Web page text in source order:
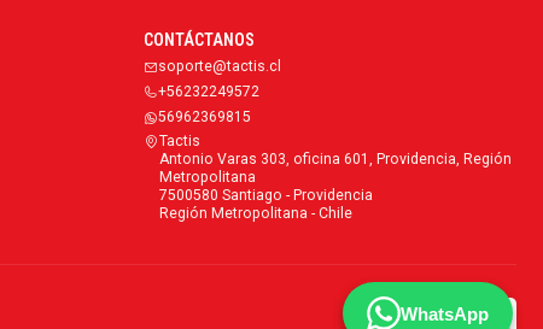
CONTÁCTANOS
soporte@tactis.cl
+56232249572
56962369815
Tactis
Antonio Varas 303, oficina 601, Providencia, Región
Metropolitana
7500580 Santiago - Providencia
Región Metropolitana - Chile
WhatsApp